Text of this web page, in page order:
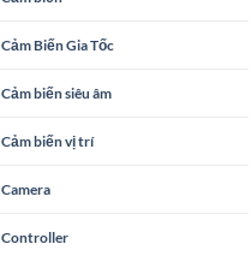
Cảm Biến Gia Tốc
Cảm biến siêu âm
Cảm biến vị trí
Camera
Controller